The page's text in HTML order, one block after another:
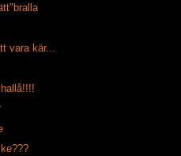
vara kär...